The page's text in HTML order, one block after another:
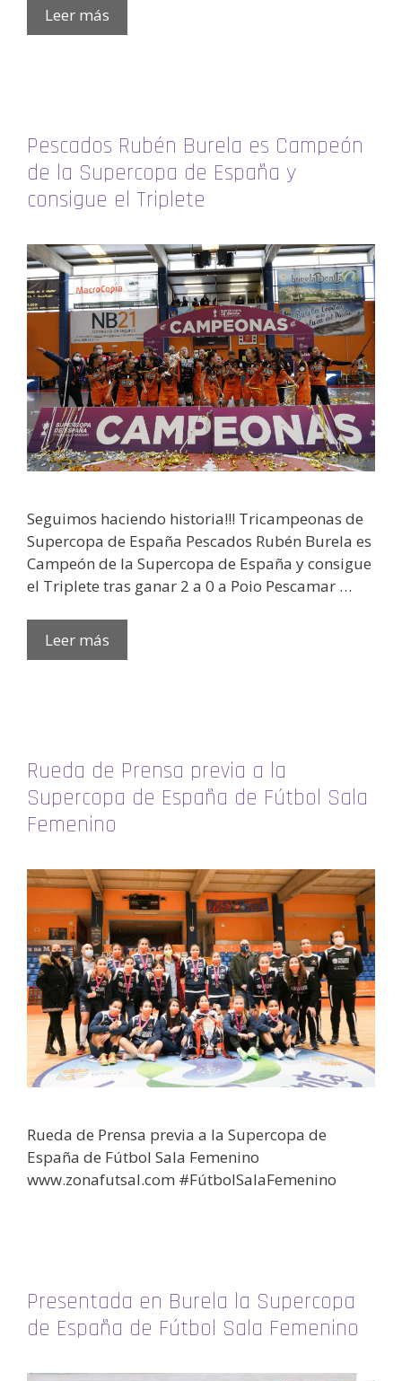
Leer más
Pescados Rubén Burela es Campeón
de la Supercopa de España y
consigue el Triplete
Seguimos haciendo historia!!! Tricampeonas de
Supercopa de España Pescados Rubén Burela es
Campeón de la Supercopa de España y consigue
el Triplete tras ganar 2 a 0 a Poio Pescamar …
Leer más
Rueda de Prensa previa a la
Supercopa de España de Fútbol Sala
Femenino
Rueda de Prensa previa a la Supercopa de
España de Fútbol Sala Femenino
www.zonafutsal.com #FútbolSalaFemenino
Presentada en Burela la Supercopa
de España de Fútbol Sala Femenino